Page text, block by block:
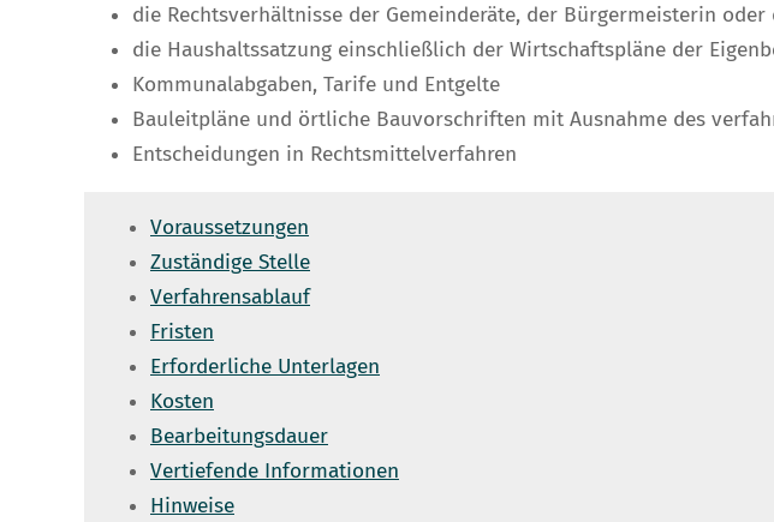
die Rechtsverhältnisse der Gemeinderäte, der Bürgermeisterin
die Haushaltssatzung einschließlich der Wirtschaftspläne der
Kommunalabgaben, Tarife und Entgelte
Bauleitpläne und örtliche Bauvorschriften mit Ausnahme des
Entscheidungen in Rechtsmittelverfahren
Voraussetzungen
Zuständige Stelle
Verfahrensablauf
Fristen
Erforderliche Unterlagen
Kosten
Bearbeitungsdauer
Vertiefende Informationen
Hinweise